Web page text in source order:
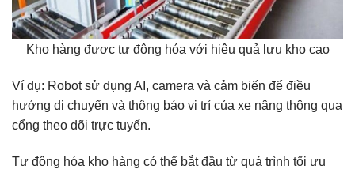
Kho hàng được tự động hóa với hiệu quả lưu kho cao
Ví dụ: Robot sử dụng AI, camera và cảm biến để điều
hướng di chuyển và thông báo vị trí của xe nâng thông qua
cổng theo dõi trực tuyến.
Tự động hóa kho hàng có thể bắt đầu từ quá trình tối ưu